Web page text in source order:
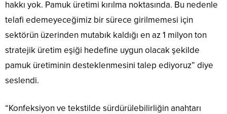
hakkı yok. Pamuk üretimi kırılma noktasında. Bu nedenle
telafi edemeyeceğimiz bir sürece girilmemesi için
sektörün üzerinden mutabık kaldığı en az 1 milyon ton
stratejik üretim eşiği hedefine uygun olacak şekilde
pamuk üretiminin desteklenmesini talep ediyoruz” diye
seslendi.
“Konfeksiyon ve tekstilde sürdürülebilirliğin anahtarı